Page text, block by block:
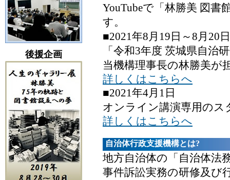
後援企画
YouTubeで「林勝美 図
す。
■2021年8月19日～8月20日
「令和3年度 茨城県自治
当機構理事長の林勝美が
詳しくはこちらへ
■2021年4月1日
オンライン講演専用の
詳しくはこちらへ
自治体行政支援機構とは?
地方自治体の「自治体法
事件訴訟実務の研修及び